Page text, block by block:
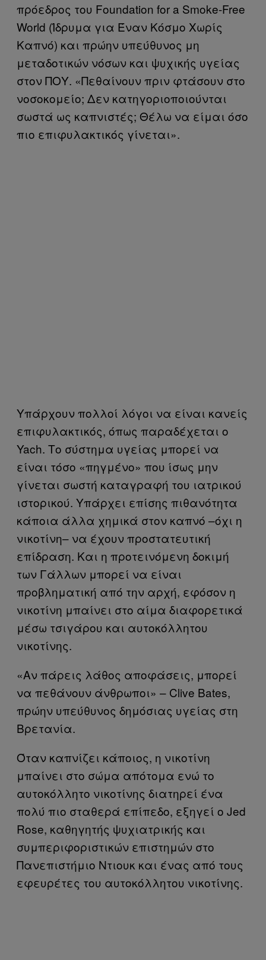
πρόεδρος του Foundation for a Smoke-Free
World (Ίδρυμα για Έναν Κόσμο Χωρίς
Καπνό) και πρώην υπεύθυνος μη
μεταδοτικών νόσων και ψυχικής υγείας
στον ΠΟΥ. «Πεθαίνουν πριν φτάσουν στο
νοσοκομείο; Δεν κατηγοριοποιούνται
σωστά ως καπνιστές; Θέλω να είμαι όσο
πιο επιφυλακτικός γίνεται».
Υπάρχουν πολλοί λόγοι να είναι κανείς
επιφυλακτικός, όπως παραδέχεται ο
Yach. Το σύστημα υγείας μπορεί να
είναι τόσο «πηγμένο» που ίσως μην
γίνεται σωστή καταγραφή του ιατρικού
ιστορικού. Υπάρχει επίσης πιθανότητα
κάποια άλλα χημικά στον καπνό –όχι η
νικοτίνη– να έχουν προστατευτική
επίδραση. Και η προτεινόμενη δοκιμή
των Γάλλων μπορεί να είναι
προβληματική από την αρχή, εφόσον η
νικοτίνη μπαίνει στο αίμα διαφορετικά
μέσω τσιγάρου και αυτοκόλλητου
νικοτίνης.
«Αν πάρεις λάθος αποφάσεις, μπορεί
να πεθάνουν άνθρωποι» – Clive Bates,
πρώην υπεύθυνος δημόσιας υγείας στη
Βρετανία.
Όταν καπνίζει κάποιος, η νικοτίνη
μπαίνει στο σώμα απότομα ενώ το
αυτοκόλλητο νικοτίνης διατηρεί ένα
πολύ πιο σταθερά επίπεδο, εξηγεί ο Jed
Rose, καθηγητής ψυχιατρικής και
συμπεριφοριστικών επιστημών στο
Πανεπιστήμιο Ντιουκ και ένας από τους
εφευρέτες του αυτοκόλλητου νικοτίνης.